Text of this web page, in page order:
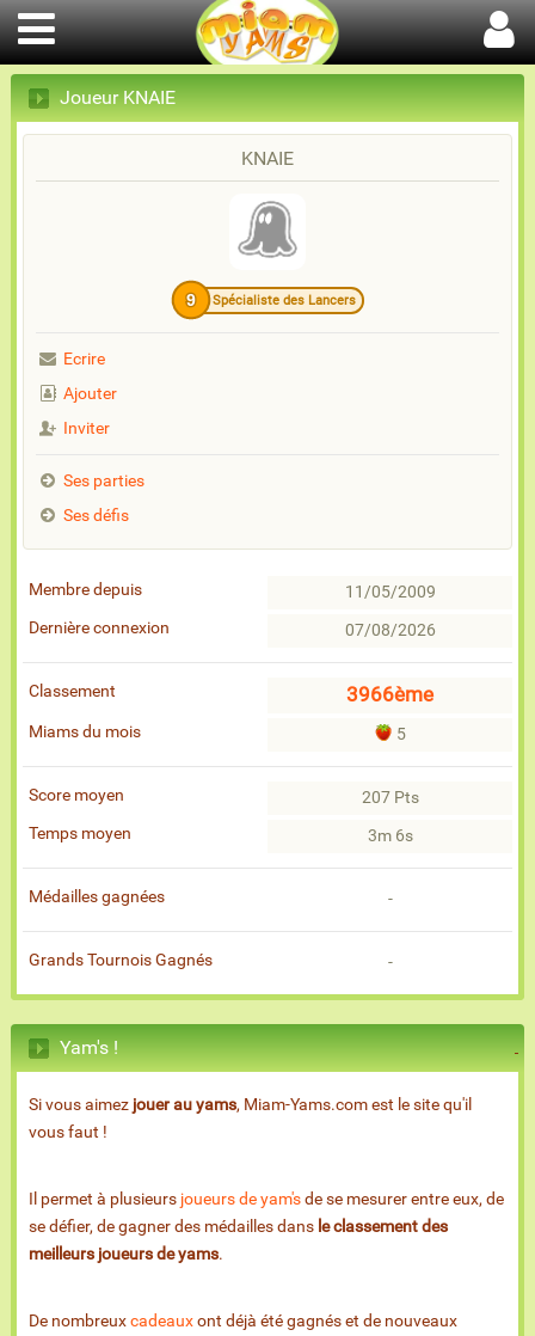
Joueur KNAIE
KNAIE
9 Spécialiste des Lancers
Ecrire
Ajouter
Inviter
Ses parties
Ses défis
Membre depuis
11/05/2009
Dernière connexion
07/08/2026
Classement 3966ème
Miams du mois 5
Score moyen
207 Pts
Temps moyen
3m 6s
Médailles gagnées -
Grands Tournois Gagnés -
Yam's !
Si vous aimez jouer au yams, Miam-Yams.com est le site qu'il
vous faut !
Il permet à plusieurs joueurs de yam'sde se mesurer entre eux, de
se défier, de gagner des médailles dans le classement des
meilleurs joueurs de yams.
De nombreuxcadeauxont déjà été gagnés et de nouveaux